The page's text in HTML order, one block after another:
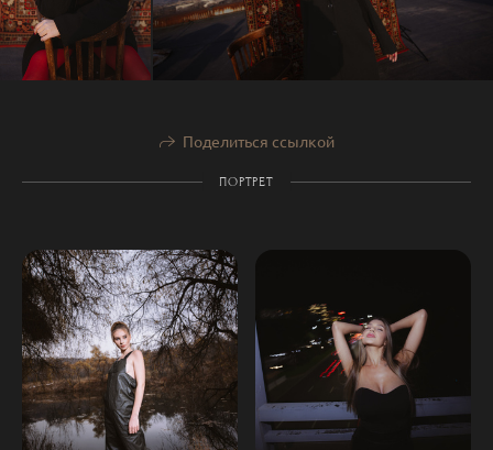
Поделиться ссылкой
ПОРТРЕТ